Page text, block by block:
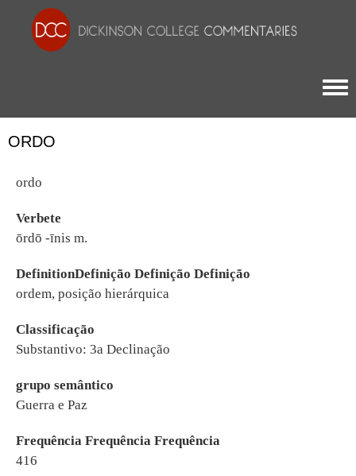
ORDO
ordo
Verbete
ōrdō -īnis m.
DefinitionDefinição Definição Definição
ordem, posição hierárquica
Classificação
Substantivo: 3a Declinação
grupo semântico
Guerra e Paz
Frequência Frequência Frequência
416